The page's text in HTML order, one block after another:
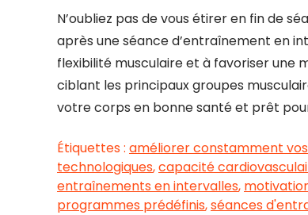
N’oubliez pas de vous étirer en fin de
après une séance d’entraînement en
flexibilité musculaire et à favoriser une
ciblant les principaux groupes
votre corps en bonne santé et prêt
Étiquettes : améliorer constamment
technologiques,capacité
entraînements en intervalles,
programmes prédéfinis,séances